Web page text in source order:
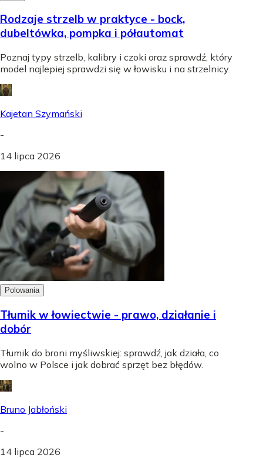
Rodzaje strzelb w praktyce - bock,
dubeltówka, pompka i półautomat
Poznaj typy strzelb, kalibry i czoki oraz sprawdź, który
model najlepiej sprawdzi się w łowisku i na strzelnicy.
Kajetan Szymański
-
14 lipca 2026
Polowania
Tłumik w łowiectwie - prawo, działanie i
dobór
Tłumik do broni myśliwskiej: sprawdź, jak działa, co
wolno w Polsce i jak dobrać sprzęt bez błędów.
Bruno Jabłoński
-
14 lipca 2026